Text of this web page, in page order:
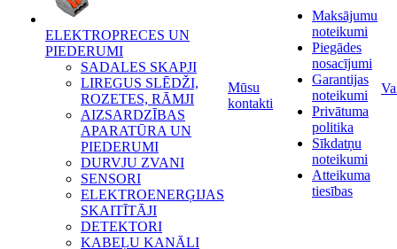
ELEKTROPRECES UN
PIEDERUMI
SADALES SKAPJI
LIREGUS SLĒDŽI,
ROZETES, RĀMJI
AIZSARDZĪBAS
APARATŪRA UN
PIEDERUMI
DURVJU ZVANI
SENSORI
ELEKTROENERĢIJAS
SKAITĪTĀJI
DETEKTORI
KABEĻU KANĀLI
Mūsu
kontakti
Maksājumu
noteikumi
Piegādes
nosacījumi
Garantijas
noteikumi
Privātuma
politika
Sīkdatņu
noteikumi
Atteikuma
tiesības